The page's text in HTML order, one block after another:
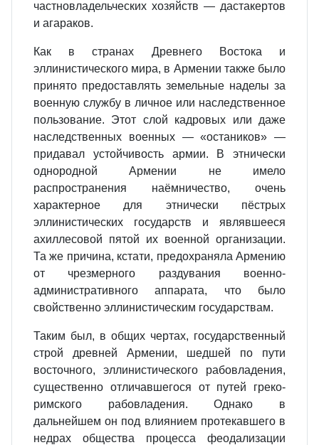
частновладельческих хозяйств — дастакертов
и агараков.
Как в странах Древнего Востока и
эллинистического мира, в Армении также было
принято предоставлять земельные наделы за
военную службу в личное или наследственное
пользование. Этот слой кадровых или даже
наследственных военных — «остаников» —
придавал устойчивость армии. В этнически
однородной Армении не имело
распространения наёмничество, очень
характерное для этнически пёстрых
эллинистических государств и являвшееся
ахиллесовой пятой их военной организации.
Та же причина, кстати, предохраняла Армению
от чрезмерного раздувания военно‐
административного аппарата, что было
свойственно эллинистическим государствам.
Таким был, в общих чертах, государственный
строй древней Армении, шедшей по пути
восточного, эллинистического рабовладения,
существенно отличавшегося от путей греко‐
римского рабовладения. Однако в
дальнейшем он под влиянием протекавшего в
недрах общества процесса феодализации